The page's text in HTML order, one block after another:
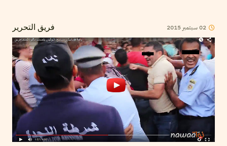
فريق التحرير 02سبتمبر 2015